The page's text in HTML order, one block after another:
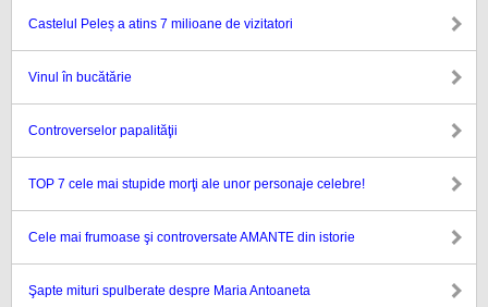
Castelul Peleș a atins 7 milioane de vizitatori
Vinul în bucătărie
Controverselor papalităţii
TOP 7 cele mai stupide morţi ale unor personaje celebre!
Cele mai frumoase şi controversate AMANTE din istorie
Şapte mituri spulberate despre Maria Antoaneta